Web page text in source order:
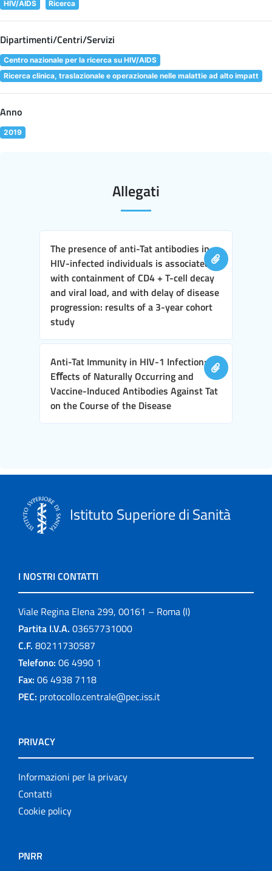
HIV/AIDS Ricerca
Dipartimenti/Centri/Servizi
Centro nazionale per la ricerca su HIV/AIDS
Ricerca clinica, traslazionale e operazionale nelle malattie ad alto impatt
Anno
2019
Allegati
The presence of anti-Tat antibodies in
HIV-infected individuals is associated
with containment of CD4 + T-cell decay
and viral load, and with delay of disease
progression: results of a 3-year cohort
study
Anti-Tat Immunity in HIV-1 Infection:
Eﬀects of Naturally Occurring and
Vaccine-Induced Antibodies Against Tat
on the Course of the Disease
Istituto Superiore di Sanità
I NOSTRI CONTATTI
Viale Regina Elena 299, 00161 – Roma (I)
Partita I.V.A. 03657731000
C.F. 80211730587
Telefono: 06 4990 1
Fax: 06 4938 7118
PEC: protocollo.centrale@pec.iss.it
PRIVACY
Informazioni per la privacy
Contatti
Cookie policy
PNRR